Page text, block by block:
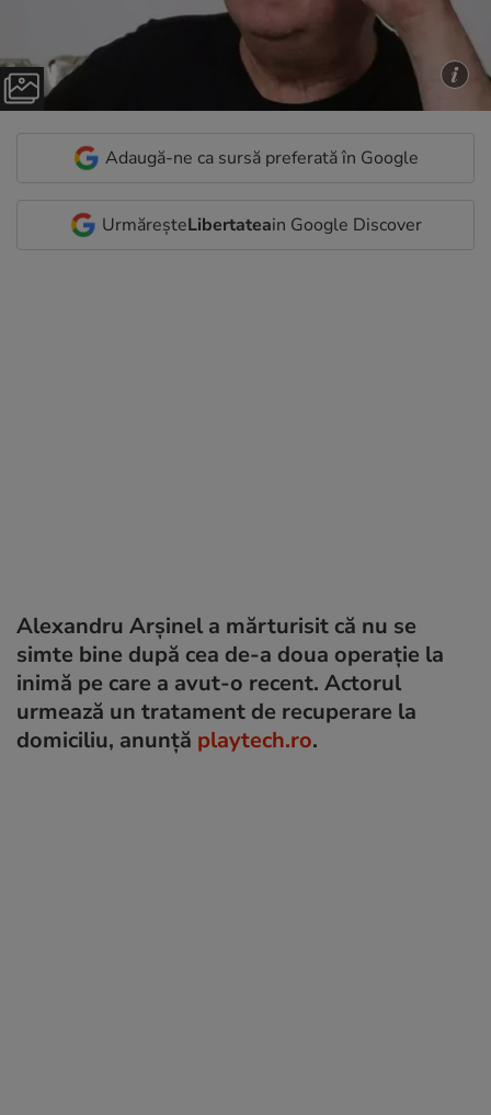
Adaugă-ne ca sursă preferată în Google
UrmăreșteLibertateain Google Discover
Alexandru Arșinel a mărturisit că nu se
simte bine după cea de-a doua operație la
inimă pe care a avut-o recent. Actorul
urmează un tratament de recuperare la
domiciliu, anunță playtech.ro.